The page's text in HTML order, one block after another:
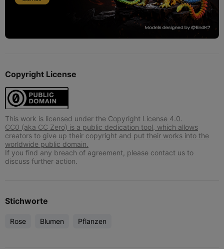
Copyright License
This work is licensed under the Copyright License 4.0.
CC0 (aka CC Zero) is a public dedication tool, which allows
creators to give up their copyright and put their works into the
worldwide public domain.
If you find any breach of agreement, please contact us to
discuss further action.
Stichworte
Rose Blumen Pflanzen